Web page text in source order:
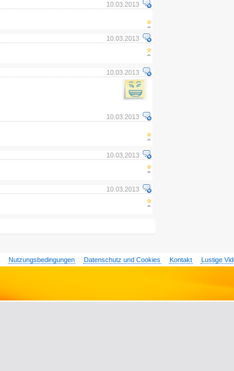
10.03.2013
10.03.2013
10.03.2013
10.03.2013
10.03.2013
10.03.2013
Nutzungsbedingungen Datenschutz und Cookies Kontakt Lustige